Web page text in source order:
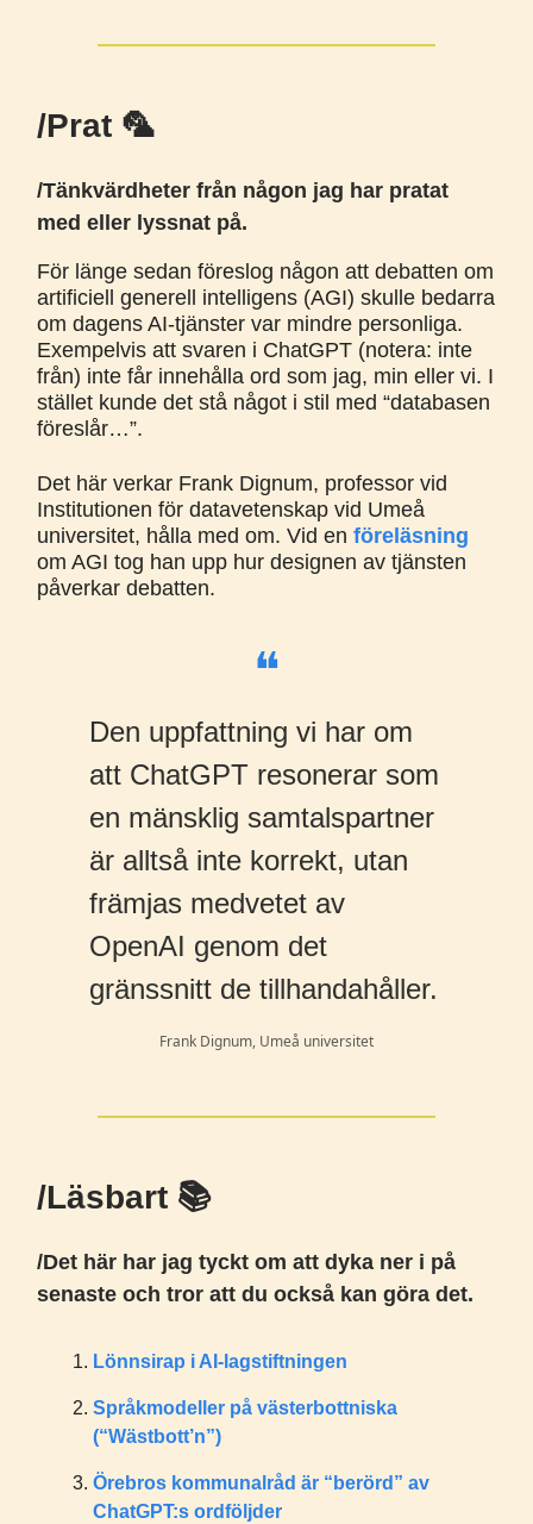
/Prat 🦜
/Tänkvärdheter från någon jag har pratat
med eller lyssnat på.
För länge sedan föreslog någon att debatten om
artificiell generell intelligens (AGI) skulle bedarra
om dagens AI-tjänster var mindre personliga.
Exempelvis att svaren i ChatGPT (notera: inte
från) inte får innehålla ord som jag, min eller vi. I
stället kunde det stå något i stil med “databasen
föreslår…”.
Det här verkar Frank Dignum, professor vid
Institutionen för datavetenskap vid Umeå
universitet, hålla med om. Vid en föreläsning
om AGI tog han upp hur designen av tjänsten
påverkar debatten.
❝
Den uppfattning vi har om
att ChatGPT resonerar som
en mänsklig samtalspartner
är alltså inte korrekt, utan
främjas medvetet av
OpenAI genom det
gränssnitt de tillhandahåller.
Frank Dignum, Umeå universitet
/Läsbart 📚️
/Det här har jag tyckt om att dyka ner i på
senaste och tror att du också kan göra det.
Lönnsirap i AI-lagstiftningen
Språkmodeller på västerbottniska
(“Wästbott’n”)
Örebros kommunalråd är “berörd” av
ChatGPT:s ordföljder